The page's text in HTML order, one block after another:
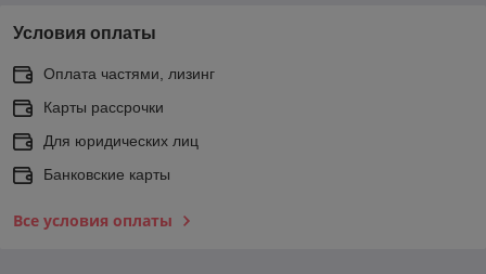
Условия оплаты
Оплата частями, лизинг
Карты рассрочки
Для юридических лиц
Банковские карты
Все условия оплаты